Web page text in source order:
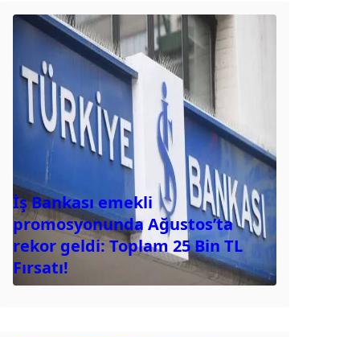
İş Bankası emekli
promosyonunda Ağustos’ta
rekor geldi: Toplam 25 Bin TL
Fırsatı!